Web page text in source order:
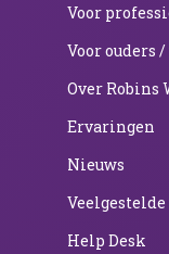
Voor
Voor ouders
Over Robins
Ervaringen
Nieuws
Help Desk